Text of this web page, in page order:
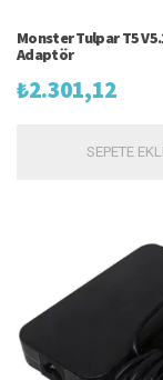
Monster Tulpar T5
Adaptör
₺2.301,12
SEPETE